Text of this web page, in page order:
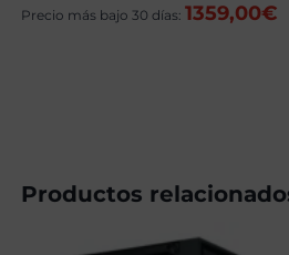
original
actual
Precio más bajo 30 días: 1359,00€
Productos